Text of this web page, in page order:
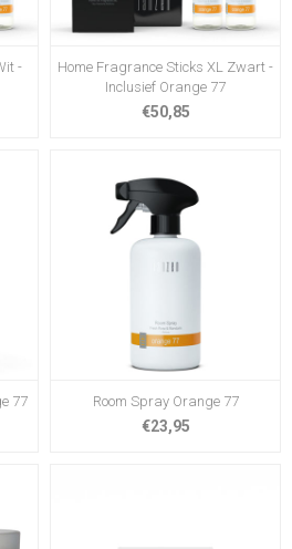
-
Home Fragrance Sticks XL Zwart -
Inclusief Orange 77
€50,85
77 Room Spray Orange 77
€23,95